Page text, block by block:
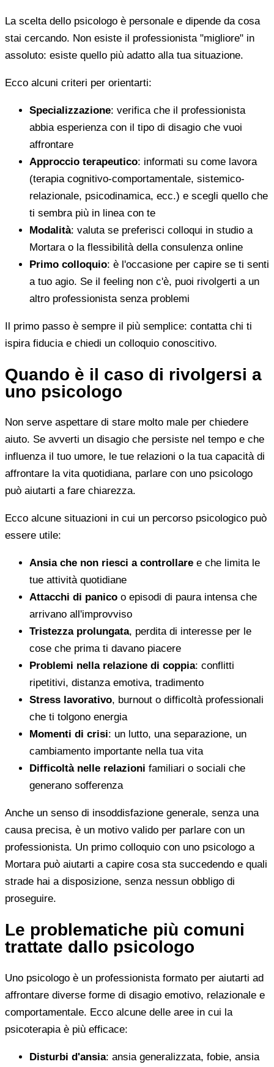
La scelta dello psicologo è personale e dipende da cosa
stai cercando. Non esiste il professionista "migliore" in
assoluto: esiste quello più adatto alla tua situazione.
Ecco alcuni criteri per orientarti:
Specializzazione: verifica che il professionista
abbia esperienza con il tipo di disagio che vuoi
affrontare
Approccio terapeutico: informati su come lavora
(terapia cognitivo-comportamentale, sistemico-
relazionale, psicodinamica, ecc.) e scegli quello che
ti sembra più in linea con te
Modalità: valuta se preferisci colloqui in studio a
Mortara o la flessibilità della consulenza online
Primo colloquio: è l'occasione per capire se ti senti
a tuo agio. Se il feeling non c'è, puoi rivolgerti a un
altro professionista senza problemi
Il primo passo è sempre il più semplice: contatta chi ti
ispira fiducia e chiedi un colloquio conoscitivo.
Quando è il caso di rivolgersi a
uno psicologo
Non serve aspettare di stare molto male per chiedere
aiuto. Se avverti un disagio che persiste nel tempo e che
influenza il tuo umore, le tue relazioni o la tua capacità di
affrontare la vita quotidiana, parlare con uno psicologo
può aiutarti a fare chiarezza.
Ecco alcune situazioni in cui un percorso psicologico può
essere utile:
Ansia che non riesci a controllare e che limita le
tue attività quotidiane
Attacchi di panico o episodi di paura intensa che
arrivano all'improvviso
Tristezza prolungata, perdita di interesse per le
cose che prima ti davano piacere
Problemi nella relazione di coppia: conflitti
ripetitivi, distanza emotiva, tradimento
Stress lavorativo, burnout o difficoltà professionali
che ti tolgono energia
Momenti di crisi: un lutto, una separazione, un
cambiamento importante nella tua vita
Difficoltà nelle relazioni familiari o sociali che
generano sofferenza
Anche un senso di insoddisfazione generale, senza una
causa precisa, è un motivo valido per parlare con un
professionista. Un primo colloquio con uno psicologo a
Mortara può aiutarti a capire cosa sta succedendo e quali
strade hai a disposizione, senza nessun obbligo di
proseguire.
Le problematiche più comuni
trattate dallo psicologo
Uno psicologo è un professionista formato per aiutarti ad
affrontare diverse forme di disagio emotivo, relazionale e
comportamentale. Ecco alcune delle aree in cui la
psicoterapia è più efficace:
Disturbi d'ansia: ansia generalizzata, fobie, ansia